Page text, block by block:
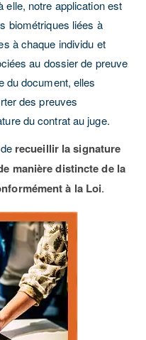
elle, notre application est
biométriques liées à
à chaque individu et
au dossier de preuve
du document, elles
des preuves
du contrat au juge.
recueillir la signature
manière distincte de la
à la Loi.